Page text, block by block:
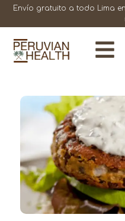
Envío gratuito a todo Lima